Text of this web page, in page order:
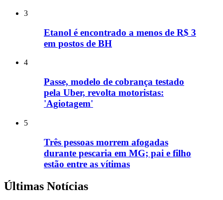
3
Etanol é encontrado a menos de R$ 3
em postos de BH
4
Passe, modelo de cobrança testado
pela Uber, revolta motoristas:
'Agiotagem'
5
Três pessoas morrem afogadas
durante pescaria em MG; pai e filho
estão entre as vítimas
Últimas Notícias